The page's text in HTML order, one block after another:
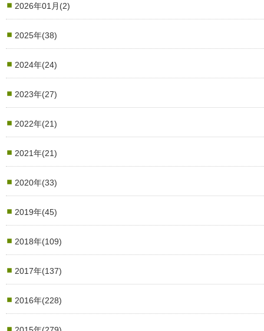
2026年01月(2)
2025年(38)
2024年(24)
2023年(27)
2022年(21)
2021年(21)
2020年(33)
2019年(45)
2018年(109)
2017年(137)
2016年(228)